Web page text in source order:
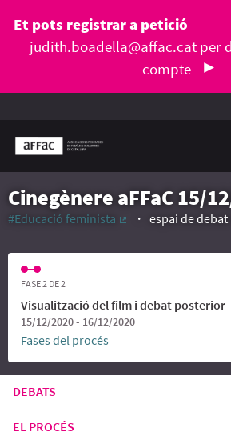
Et pots registrar a petició -
judith.boadella@affac.cat per
compte
Cinegènere aFFaC 15/
#Educació feminista
espai de
FASE 2 DE 2
Visualització del film i debat posterior
15/12/2020 - 16/12/2020
Fases del procés
DEBATS
EL PROCÉS